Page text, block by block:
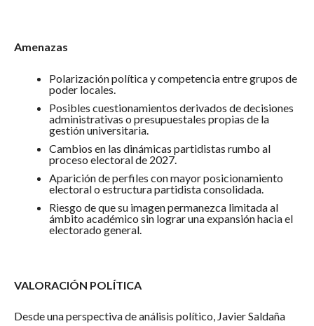
Amenazas
Polarización política y competencia entre grupos de
poder locales.
Posibles cuestionamientos derivados de decisiones
administrativas o presupuestales propias de la
gestión universitaria.
Cambios en las dinámicas partidistas rumbo al
proceso electoral de 2027.
Aparición de perfiles con mayor posicionamiento
electoral o estructura partidista consolidada.
Riesgo de que su imagen permanezca limitada al
ámbito académico sin lograr una expansión hacia el
electorado general.
VALORACIÓN POLÍTICA
Desde una perspectiva de análisis político, Javier Saldaña